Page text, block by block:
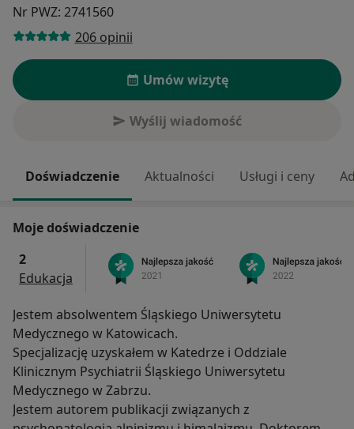
Nr PWZ: 2741560
206 opinii
Umów wizytę
Wyślij wiadomość
Doświadczenie Aktualności Usługi i ceny
Moje doświadczenie
2
Edukacja
Jestem absolwentem Śląskiego Uniwersytetu
Medycznego w Katowicach.
Specjalizację uzyskałem w Katedrze i Oddziale
Klinicznym Psychiatrii Śląskiego Uniwersytetu
Medycznego w Zabrzu.
Jestem autorem publikacji związanych z